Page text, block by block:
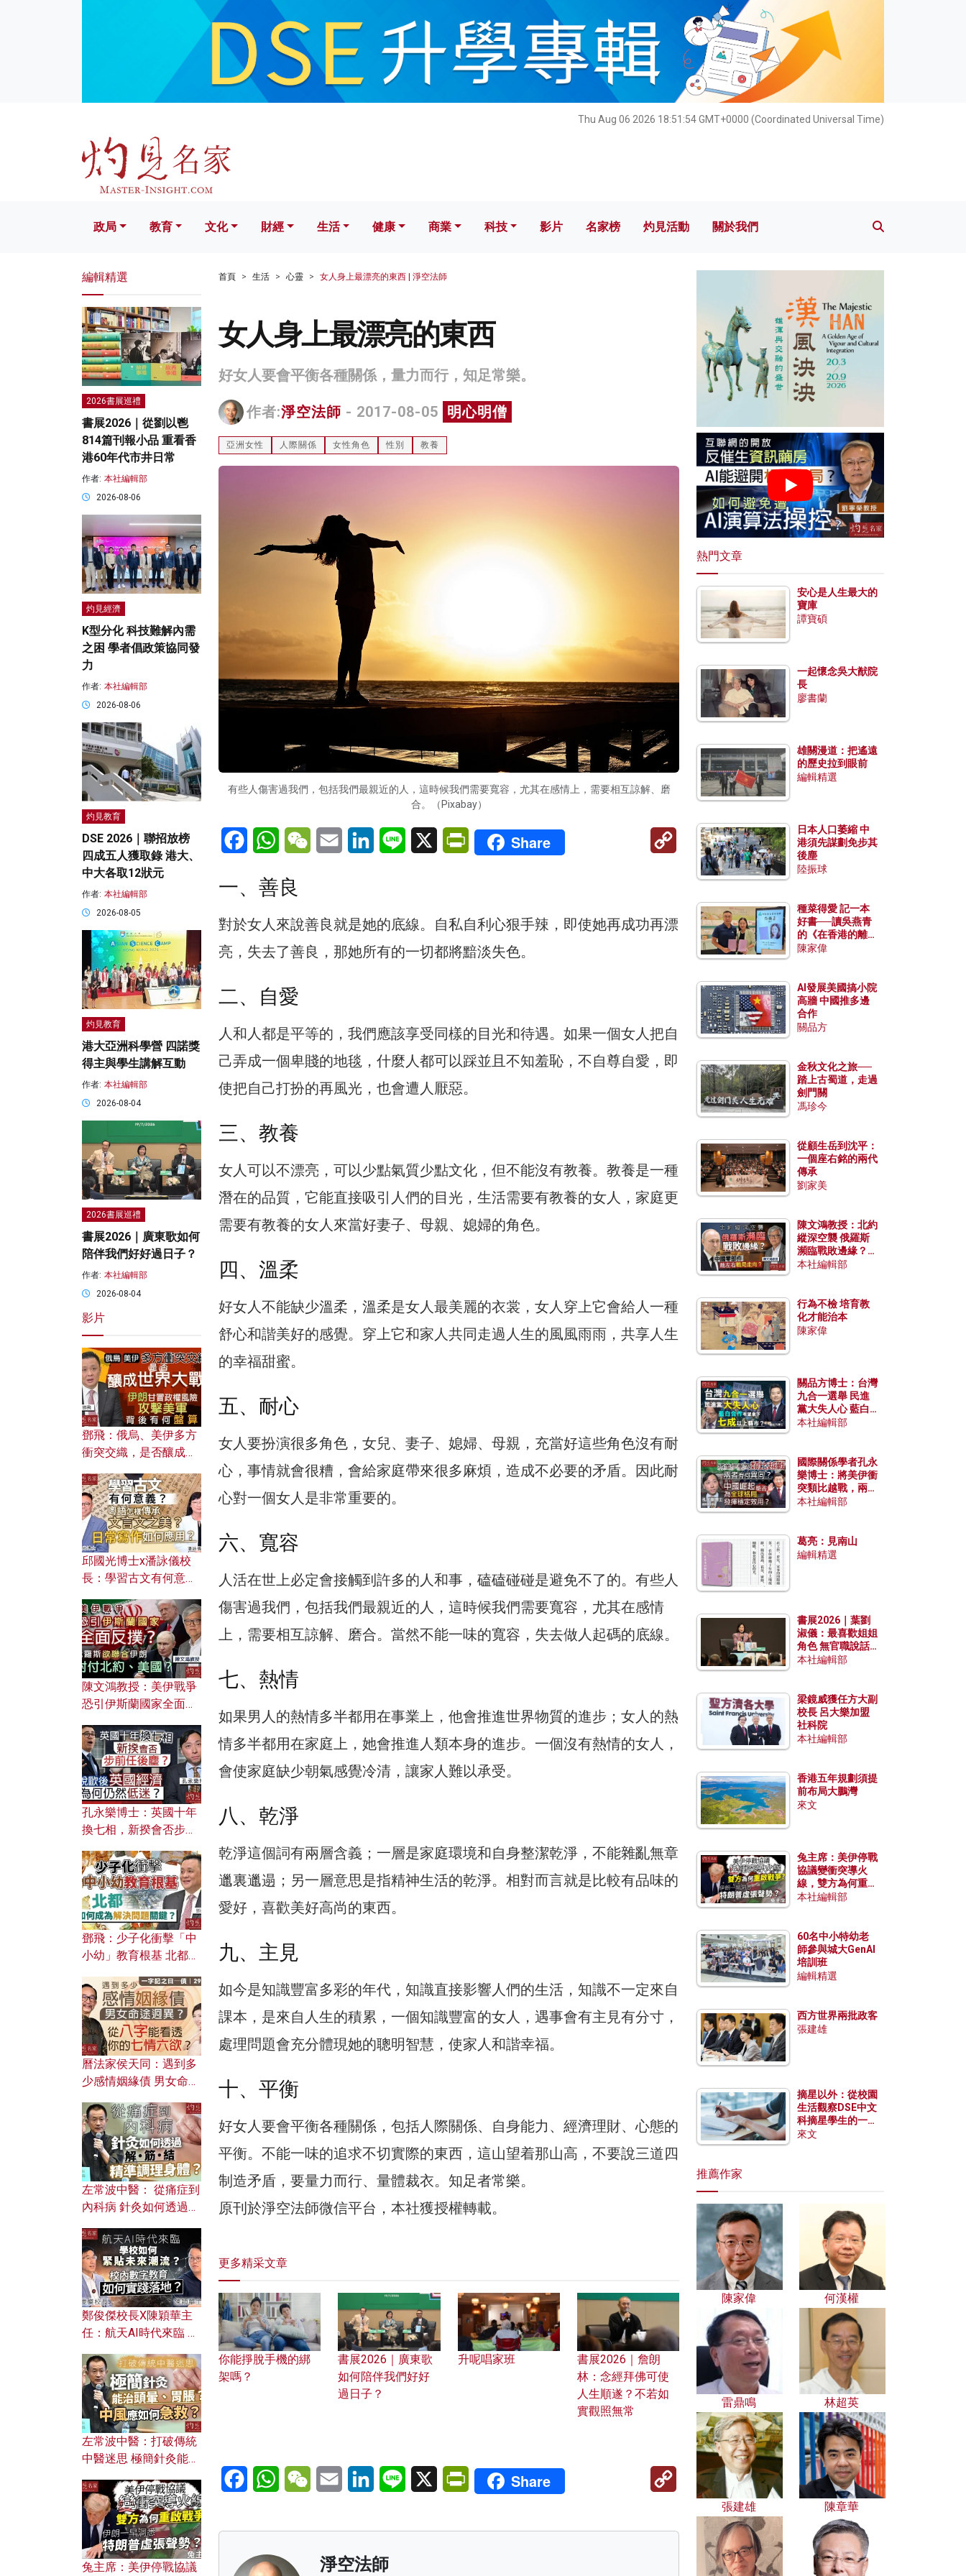
Thu Aug 06 2026 18:51:56 GMT+0000 (Coordinated Universal Time)
文化 財經 生活 健康 科技 影片 名家榜 灼見活動 關於我們
政局 教育 文化 財經 生活 健康 商業 科技 影片 名家榜 灼見活動 關於我們
首頁 生活 心靈 女人身上最漂亮的東西 | 淨空法師
女人身上最漂亮的東西
好女人要會平衡各種關係，量力而行，知足常樂。
作者:淨空法師 - 2017-08-05 明心明僧
亞洲女性 人際關係 女性角色 性別 教養
有些人傷害過我們，包括我們最親近的人，這時候我們需要寬容，尤其在感情上，需要相互諒解、磨
合。（Pixabay）
FacebookWhatsAppWeChatEmail LinkedInLine X PrintFriendly
Share
Copy
一、善良
對於女人來說善良就是她的底線。自私自利心狠手辣，即使她再成功再漂
亮，失去了善良，那她所有的一切都將黯淡失色。
二、自愛
人和人都是平等的，我們應該享受同樣的目光和待遇。如果一個女人把自
己弄成一個卑賤的地毯，什麼人都可以踩並且不知羞恥，不自尊自愛，即
使把自己打扮的再風光，也會遭人厭惡。
三、教養
女人可以不漂亮，可以少點氣質少點文化，但不能沒有教養。教養是一種
潛在的品質，它能直接吸引人們的目光，生活需要有教養的女人，家庭更
需要有教養的女人來當好妻子、母親、媳婦的角色。
四、溫柔
好女人不能缺少溫柔，溫柔是女人最美麗的衣裳，女人穿上它會給人一種
舒心和諧美好的感覺。穿上它和家人共同走過人生的風風雨雨，共享人生
的幸福甜蜜。
五、耐心
女人要扮演很多角色，女兒、妻子、媳婦、母親，充當好這些角色沒有耐
心，事情就會很糟，會給家庭帶來很多麻煩，造成不必要的矛盾。因此耐
心對一個女人是非常重要的。
六、寬容
人活在世上必定會接觸到許多的人和事，磕磕碰碰是避免不了的。有些人
傷害過我們，包括我們最親近的人，這時候我們需要寬容，尤其在感情
上，需要相互諒解、磨合。當然不能一味的寬容，失去做人起碼的底線。
七、熱情
如果男人的熱情多半都用在事業上，他會推進世界物質的進步；女人的熱
情多半都用在家庭上，她會推進人類本身的進步。一個沒有熱情的女人，
會使家庭缺少朝氣感覺冷清，讓家人難以承受。
八、乾淨
乾淨這個詞有兩層含義；一層是家庭環境和自身整潔乾淨，不能雜亂無章
邋裏邋遢；另一層意思是指精神生活的乾淨。相對而言就是比較有品味的
愛好，喜歡美好高尚的東西。
九、主見
如今是知識豐富多彩的年代，知識直接影響人們的生活，知識不一定來自
課本，是來自人生的積累，一個知識豐富的女人，遇事會有主見有分寸，
處理問題會充分體現她的聰明智慧，使家人和諧幸福。
十、平衡
好女人要會平衡各種關係，包括人際關係、自身能力、經濟理財、心態的
平衡。不能一味的追求不切實際的東西，這山望着那山高，不要說三道四
制造矛盾，要量力而行、量體裁衣。知足者常樂。
原刊於淨空法師微信平台，本社獲授權轉載。
更多精采文章
你能掙脫手機的綁
架嗎？
書展2026｜廣東歌
如何陪伴我們好好
過日子？
升呢唱家班
書展2026｜詹朗
林：念經拜佛可使
人生順遂？不若如
實觀照無常
FacebookWhatsAppWeChatEmail LinkedInLine X PrintFriendly
Share
Copy
Link
淨空法師
編輯精選
2026書展巡禮
書展2026｜從劉以鬯
814篇刊報小品 重看香
港60年代市井日常
作者: 本社編輯部
2026-08-06
灼見經濟
K型分化 科技難解內需
之困 學者倡政策協同發
力
作者: 本社編輯部
2026-08-06
灼見教育
DSE 2026｜聯招放榜
四成五人獲取錄 港大、
中大各取12狀元
作者: 本社編輯部
2026-08-05
灼見教育
港大亞洲科學營 四諾獎
得主與學生講解互動
作者: 本社編輯部
2026-08-04
2026書展巡禮
書展2026｜廣東歌如何
陪伴我們好好過日子？
作者: 本社編輯部
2026-08-04
影片
鄧飛：俄烏、美伊多方
衝突交織，是否釀成世
風險攻擊美軍，背後有
何盤算？
邱國光博士x潘詠儀校
長：學習古文有何意
文之美？ 日常寫作如何
應用？
陳文鴻教授：美伊戰爭
恐引伊斯蘭國家全面反
對付北約美國？
孔永樂博士：英國十年
換七相，新揆會否步前
濟為何仍然低迷？
鄧飛：少子化衝擊「中
小幼」教育根基 北都如
曆法家侯天同：遇到多
少感情姻緣債 男女命途
的七情六欲？
左常波中醫： 從痛症到
內科病 針灸如何透過解
鄭俊傑校長X陳穎華主
任：航天AI時代來臨 學
校內數字教育如何實踐
落地？
左常波中醫：打破傳統
中醫迷思 極簡針灸能治
何急救？
兔主席：美伊停戰協議
熱門文章
安心是人生最大的
寶庫
譚寶碩
一起懷念吳大猷院
長
廖書蘭
雄關漫道：把遙遠
的歷史拉到眼前
編輯精選
日本人口萎縮 中
港須先謀劃免步其
後塵
陸振球
種菜得愛 記一本
好書──讀吳燕青
的《在香港的離島
種菜》
陳家偉
AI發展美國搞小院
高牆 中國推多邊
合作
關品方
金秋文化之旅──
踏上古蜀道，走過
劍門關
馮珍今
從顧生岳到沈平：
一個座右銘的兩代
傳承
劉家美
陳文鴻教授：北約
縱深空襲 俄羅斯
瀕臨戰敗邊緣？中
國零部件能左右戰
本社編輯部
行為不檢 培育教
化才能治本
陳家偉
關品方博士：台灣
九合一選舉 民進
黨大失人心 藍白
合作有望拿下七成
本社編輯部
國際關係學者孔永
樂博士：將美伊衝
突類比越戰，兩者
有何異同？中國崛
本社編輯部
葛亮：見南山
編輯精選
書展2026｜葉劉
淑儀：最喜歡姐姐
角色 無官職說話
包袱少
本社編輯部
梁鏡威獲任方大副
校長 呂大樂加盟
社科院
本社編輯部
香港五年規劃須提
前布局大鵬灣
來文
兔主席：美伊停戰
協議變衝突導火
線，雙方為何重啟
戰爭？伊朗一早洞
本社編輯部
60名中小特幼老
師參與城大GenAI
培訓班
編輯精選
西方世界兩批政客
張建雄
摘星以外：從校園
生活觀察DSE中文
科摘星學生的一點
特質
來文
推薦作家
陳家偉 何漢權
雷鼎鳴 林超英
張建雄 陳章華